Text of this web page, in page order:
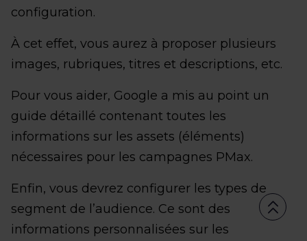
configuration.
À cet effet, vous aurez à proposer plusieurs
images, rubriques, titres et descriptions, etc.
Pour vous aider, Google a mis au point un
guide détaillé contenant toutes les
informations sur les assets (éléments)
nécessaires pour les campagnes PMax.
Enfin, vous devrez configurer les types de
segment de l’audience. Ce sont des
informations personnalisées sur les